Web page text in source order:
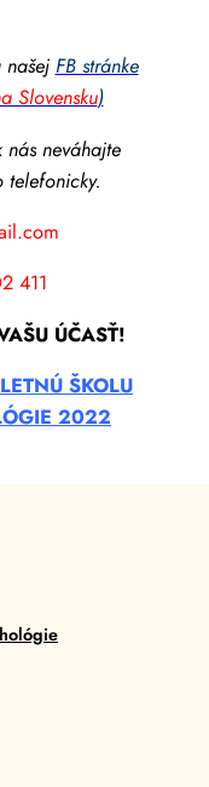
FB stránke
Slovensku)
neváhajte
411
ÚČASŤ!
ŠKOLU
2022